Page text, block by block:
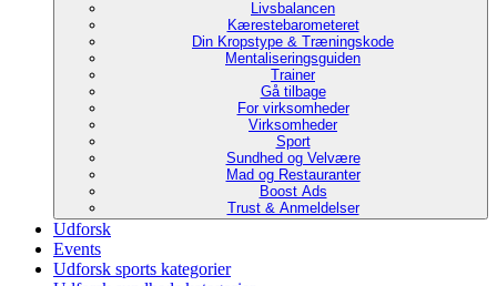
Livsbalancen
Kærestebarometeret
Din Kropstype & Træningskode
Mentaliseringsguiden
Trainer
Gå tilbage
For virksomheder
Virksomheder
Sport
Sundhed og Velvære
Mad og Restauranter
Boost Ads
Trust & Anmeldelser
Udforsk
Events
Udforsk sports kategorier